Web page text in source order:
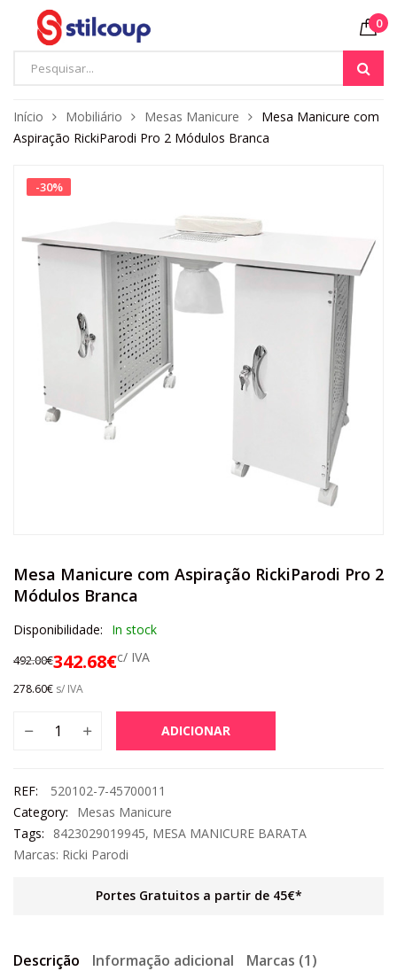
0
Início Mobiliário Mesas Manicure
Mesa Manicure com
Aspiração RickiParodi Pro 2 Módulos Branca
-30%
Mesa Manicure com Aspiração RickiParodi Pro 2
Módulos Branca
Disponibilidade: In stock
492.00€342.68€c/ IVA
278.60€ s/ IVA
ADICIONAR
REF:
520102-7-45700011
Category:
Mesas Manicure
Tags:
8423029019945, MESA MANICURE BARATA
Marcas: Ricki Parodi
Portes Gratuitos a partir de 45€*
Descrição Informação adicional Marcas (1)